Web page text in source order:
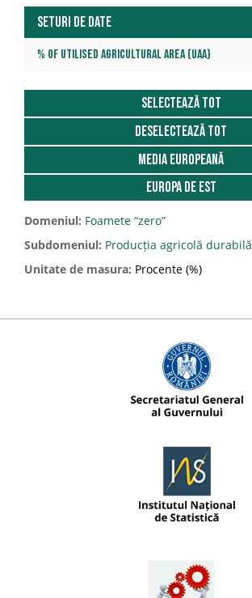
Seturi de date
% of utilised agricultural area (UAA)
Selectează tot
Deselectează tot
Media Europeană
Europa de est
Domeniul: Foamete “zero”
Subdomeniul: Producția agricolă durabilă
Unitate de masura: Procente (%)